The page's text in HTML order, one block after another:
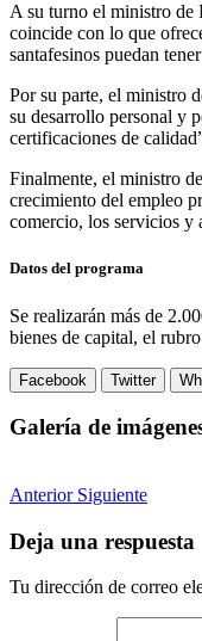
A su turno el ministro de
coincide con lo que
santafesinos puedan
Por su parte, el ministro
su desarrollo personal y
certificaciones de
Finalmente, el ministro
crecimiento del empleo
comercio, los servicios y
Datos del programa
Se realizarán más de
bienes de capital, el
Facebook Twitter
Galería de
Anterior Siguiente
Deja una respuesta
Tu dirección de correo